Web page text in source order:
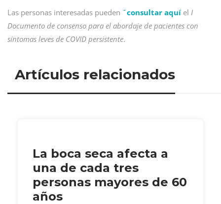
Las personas interesadas pueden ´consultar aquí el I
Documento de consenso para el abordaje de pacientes con
síntomas leves de COVID persistente.
Artículos relacionados
La boca seca afecta a
una de cada tres
personas mayores de 60
años